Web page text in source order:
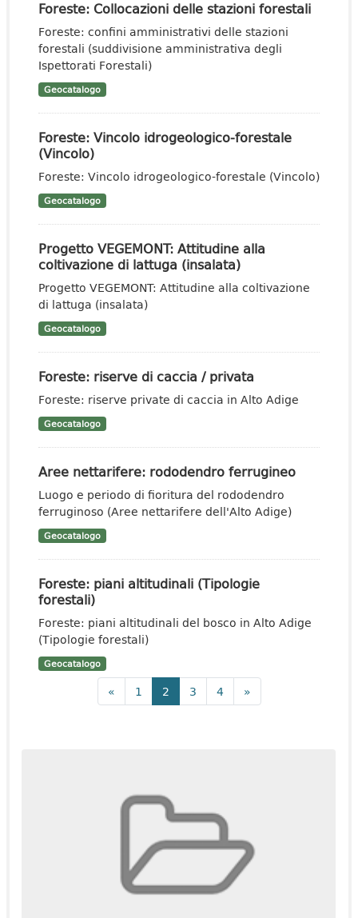
Foreste: Collocazioni delle stazioni forestali
Foreste: confini amministrativi delle stazioni
forestali (suddivisione amministrativa degli
Ispettorati Forestali)
Geocatalogo
Foreste: Vincolo idrogeologico-forestale
(Vincolo)
Foreste: Vincolo idrogeologico-forestale (Vincolo)
Geocatalogo
Progetto VEGEMONT: Attitudine alla
coltivazione di lattuga (insalata)
Progetto VEGEMONT: Attitudine alla coltivazione
di lattuga (insalata)
Geocatalogo
Foreste: riserve di caccia / privata
Foreste: riserve private di caccia in Alto Adige
Geocatalogo
Aree nettarifere: rododendro ferrugineo
Luogo e periodo di fioritura del rododendro
ferruginoso (Aree nettarifere dell'Alto Adige)
Geocatalogo
Foreste: piani altitudinali (Tipologie
forestali)
Foreste: piani altitudinali del bosco in Alto Adige
(Tipologie forestali)
Geocatalogo
« 1 2 3 4 »